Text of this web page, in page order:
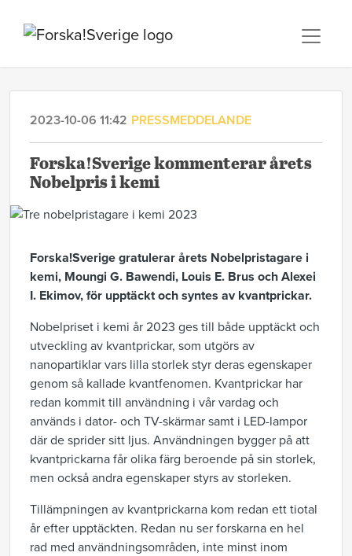
2023-10-06 11:42 PRESSMEDDELANDE
Forska!Sverige kommenterar årets
Nobelpris i kemi
Forska!Sverige gratulerar årets Nobelpristagare i
kemi, Moungi G. Bawendi, Louis E. Brus och Alexei
I. Ekimov, för upptäckt och syntes av kvantprickar.
Nobelpriset i kemi år 2023 ges till både upptäckt och
utveckling av kvantprickar, som utgörs av
nanopartiklar vars lilla storlek styr deras egenskaper
genom så kallade kvantfenomen. Kvantprickar har
redan kommit till användning i vår vardag och
används i dator- och TV-skärmar samt i LED-lampor
där de sprider sitt ljus. Användningen bygger på att
kvantprickarna får olika färg beroende på sin storlek,
men också andra egenskaper styrs av storleken.
Tillämpningen av kvantprickarna kom redan ett tiotal
år efter upptäckten. Redan nu ser forskarna en hel
rad med användningsområden, inte minst inom